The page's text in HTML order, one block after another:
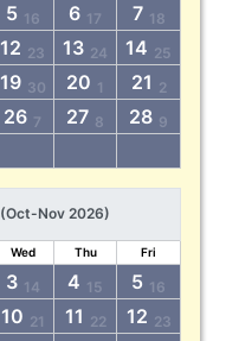
5 16 6 17 7 18
12 23 13 24 14 25
19 30 20 1 21 2
26 7 27 8 28 9
(Oct-Nov 2026)
Wed Thu Fri
3 14 4 15 5 16
10 21 11 22 12 23